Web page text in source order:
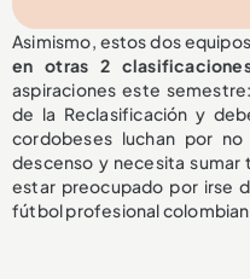
Asimismo, estos dos
en otras 2
aspiraciones este
de la Reclasificación y
cordobeses luchan por
descenso y necesita
estar preocupado por irse
fútbol profesional